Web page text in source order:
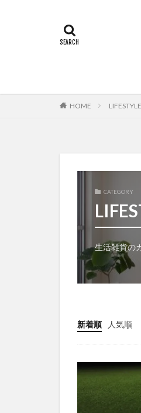
HOME LIFESTYLE
CATEGORY
生活雑貨の
新着順 人気順